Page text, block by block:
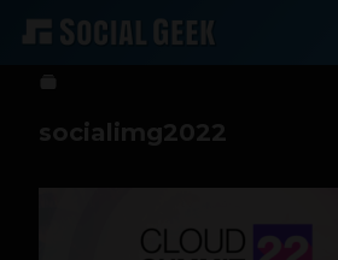
Sergio Ramos 13 de mayo de 2022
socialimg2022